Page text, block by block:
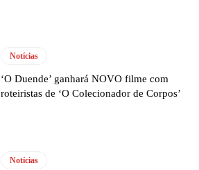
Notícias
‘O Duende’ ganhará NOVO filme com
roteiristas de ‘O Colecionador de Corpos’
Notícias